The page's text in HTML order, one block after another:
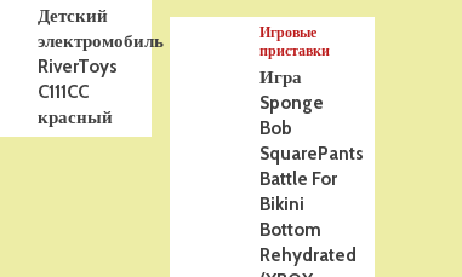
Детский
электромобиль
RiverToys
C111CC
красный
Игровые
приставки
Игра
Sponge
Bob
SquarePants
Battle For
Bikini
Bottom
Rehydrated